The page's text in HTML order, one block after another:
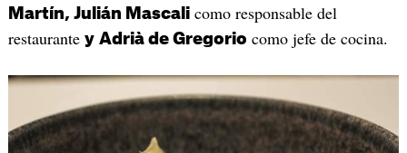
Martín, Julián Mascalicomo responsable del
restaurante y Adrià de Gregorio como jefe de cocina.